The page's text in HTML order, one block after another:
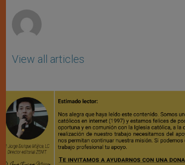
View all articles